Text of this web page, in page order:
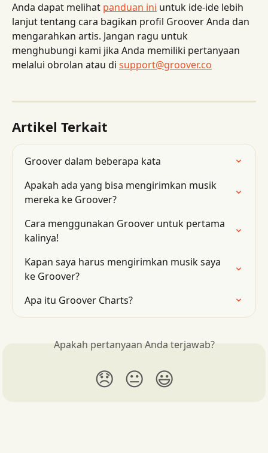
Anda dapat melihat panduan ini untuk ide-ide lebih
lanjut tentang cara bagikan profil Groover Anda dan
mengarahkan artis. Jangan ragu untuk
menghubungi kami jika Anda memiliki pertanyaan
melalui obrolan atau di support@groover.co
Artikel Terkait
Groover dalam beberapa kata
Apakah ada yang bisa mengirimkan musik
mereka ke Groover?
Cara menggunakan Groover untuk pertama
kalinya!
Kapan saya harus mengirimkan musik saya
ke Groover?
Apa itu Groover Charts?
Apakah pertanyaan Anda terjawab?
😞 😐 😃